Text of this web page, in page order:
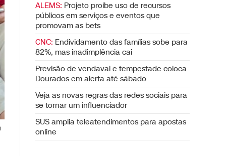
ALEMS: Projeto proíbe uso de recursos
públicos em serviços e eventos que
promovam as bets
CNC: Endividamento das famílias sobe para
82%, mas inadimplência cai
Previsão de vendaval e tempestade coloca
Dourados em alerta até sábado
Veja as novas regras das redes sociais para
se tornar um influenciador
SUS amplia teleatendimentos para apostas
online